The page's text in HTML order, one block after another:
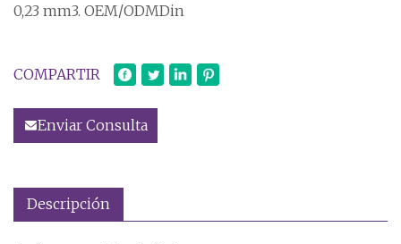
0,23 mm3. OEM/ODMDin
COMPARTIR
Enviar Consulta
Descripción